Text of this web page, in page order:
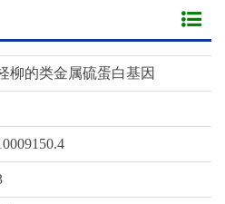
柳的类金属硫蛋白基因